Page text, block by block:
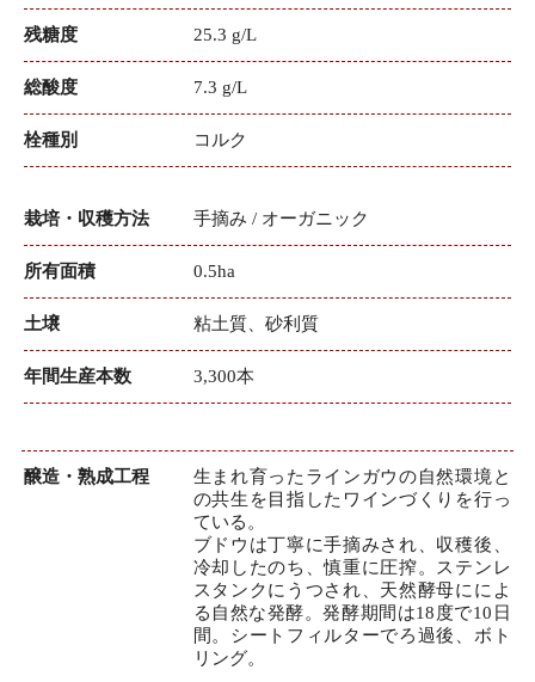
残糖度 25.3 g/L
総酸度 7.3 g/L
栓種別 コルク
栽培・収穫方法 手摘み / オーガニック
所有面積 0.5ha
土壌 粘土質、砂利質
年間生産本数 3,300本
醸造・熟成工程
生まれ育ったラインガウの自然環境と
の共生を目指したワインづくりを行っ
ている。
ブドウは丁寧に手摘みされ、収穫後、
冷却したのち、慎重に圧搾。ステンレ
スタンクにうつされ、天然酵母にによ
る自然な発酵。発酵期間は18度で10日
間。シートフィルターでろ過後、ボト
リング。